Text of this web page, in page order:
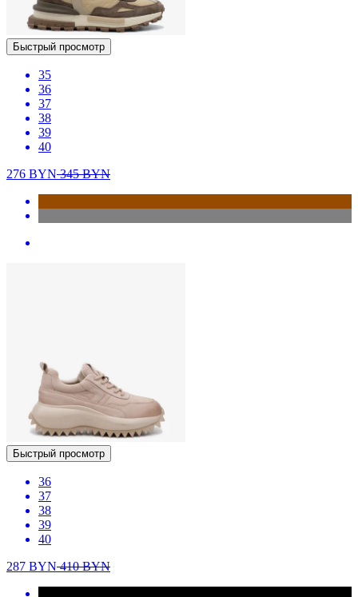
Быстрый просмотр
35
36
37
38
39
40
276 BYN345BYN
Быстрый просмотр
36
37
38
39
40
287 BYN410BYN